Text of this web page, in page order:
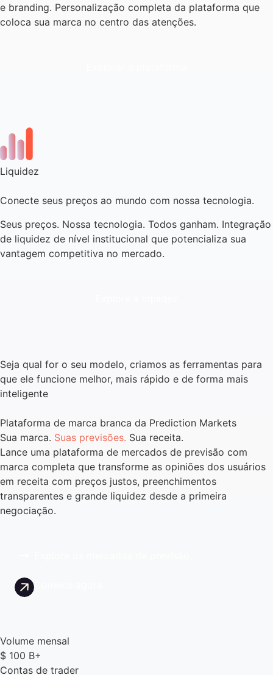
e branding. Personalização completa da plataforma que
coloca sua marca no centro das atenções.
Liquidez
Conecte seus preços ao mundo com nossa tecnologia.
Seus preços. Nossa tecnologia. Todos ganham. Integração
de liquidez de nível institucional que potencializa sua
vantagem competitiva no mercado.
Seja qual for o seu modelo, criamos as ferramentas para
que ele funcione melhor, mais rápido e de forma mais
inteligente
Plataforma de marca branca da Prediction Markets
Sua marca. Suas previsões. Sua receita.
Lance uma plataforma de mercados de previsão com
marca completa que transforme as opiniões dos usuários
em receita com preços justos, preenchimentos
transparentes e grande liquidez desde a primeira
negociação.
Volume mensal
$ 100 B+
Contas de trader